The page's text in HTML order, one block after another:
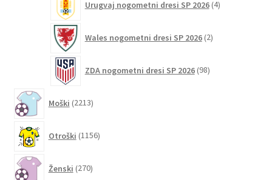
Urugvaj nogometni dresi SP 2026 4izdelki
Wales nogometni dresi SP 2026 2izdelka
ZDA nogometni dresi SP 2026 98izdelkov
Moški 2213izdelkov
Otroški 1156izdelkov
Ženski 270izdelkov